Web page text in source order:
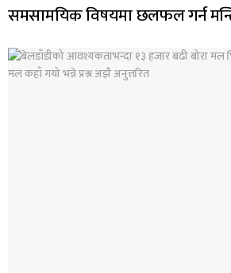
समसामयिक विषयमा छलफल गर्न